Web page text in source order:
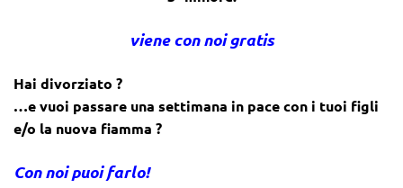
viene con noi gratis
Hai divorziato ?
…e vuoi passare una settimana in pace con i tuoi figli
e/o la nuova fiamma ?
Con noi puoi farlo!